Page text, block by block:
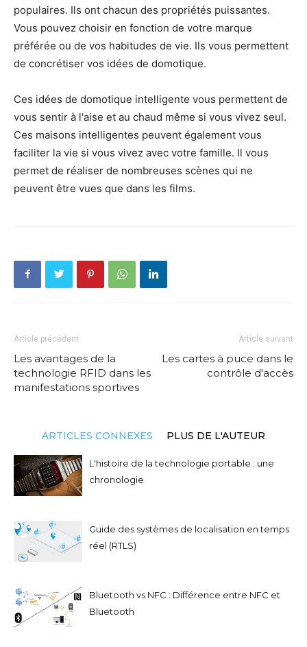
populaires. Ils ont chacun des propriétés puissantes.
Vous pouvez choisir en fonction de votre marque
préférée ou de vos habitudes de vie. Ils vous permettent
de concrétiser vos idées de domotique.
Ces idées de domotique intelligente vous permettent de
vous sentir à l'aise et au chaud même si vous vivez seul.
Ces maisons intelligentes peuvent également vous
faciliter la vie si vous vivez avec votre famille. Il vous
permet de réaliser de nombreuses scènes qui ne
peuvent être vues que dans les films.
Article précédent
Les avantages de la
technologie RFID dans les
manifestations sportives
Article suivant
Les cartes à puce dans le
contrôle d'accès
ARTICLES CONNEXES PLUS DE L'AUTEUR
L'histoire de la technologie portable : une
chronologie
Guide des systèmes de localisation en temps
réel (RTLS)
Bluetooth vs NFC : Différence entre NFC et
Bluetooth